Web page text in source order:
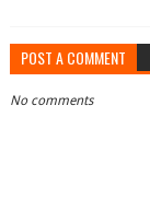
POST A COMMENT
No comments